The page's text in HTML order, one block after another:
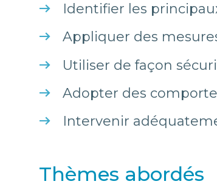
Identifier les
Appliquer des
Utiliser de façon
Adopter des
Intervenir
Thèmes abordés